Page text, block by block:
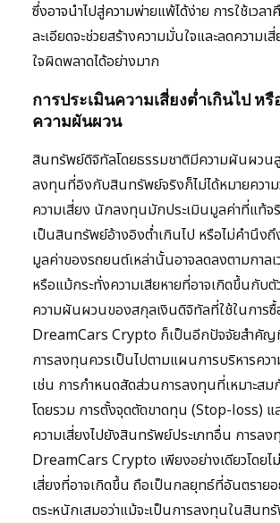
ซึ่งอาจนำไปสู่ความพ่ายแพ้ได้ง่าย การใช้เวล
ละเอียดจะช่วยสร้างความมั่นใจและลดความเ
ใจผิดพลาดได้อย่างมาก
การประเมินความเสี่ยงต่ำเกินไป ห
ความผันผวน
สินทรัพย์ดิจิทัลโดยธรรมชาติมีความผันผวน
ลงทุนที่อิงกับสินทรัพย์จริงก็ไม่ได้หมายความ
ความเสี่ยง นักลงทุนมักประเมินมูลค่าที่แท้จ
เป็นสินทรัพย์อ้างอิงต่ำเกินไป หรือไม่คำนึงถึ
มูลค่าของรถยนต์เหล่านั้นอาจลดลงตามกาลเ
หรือแม้กระทั่งความเสียหายที่อาจเกิดขึ้นกับ
ความผันผวนของสกุลเงินดิจิทัลที่ใช้ในการซื้
DreamCars Crypto ก็เป็นอีกปัจจัยสำคั
การลงทุนควรเป็นไปตามแผนการบริหารคว
เช่น การกำหนดสัดส่วนการลงทุนที่เหมาะสม
โดยรวม การตั้งจุดตัดขาดทุน (Stop-loss) แล
ความเสี่ยงไปยังสินทรัพย์ประเภทอื่น การล
DreamCars Crypto เพียงอย่างเดียวโดยไ
เสี่ยงที่อาจเกิดขึ้น ถือเป็นกลยุทธ์ที่อันตราย
ตระหนักเสมอว่าแม้จะเป็นการลงทุนในสินท